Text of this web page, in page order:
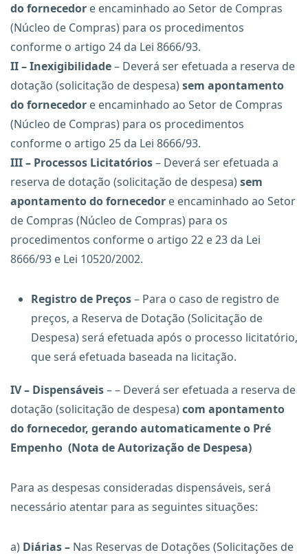
do fornecedor e encaminhado ao Setor de Compras
(Núcleo de Compras) para os procedimentos
conforme o artigo 24 da Lei 8666/93.
II – Inexigibilidade– Deverá ser efetuada a reserva de
dotação (solicitação de despesa)sem apontamento
do fornecedor e encaminhado ao Setor de Compras
(Núcleo de Compras) para os procedimentos
conforme o artigo 25 da Lei 8666/93.
III – Processos Licitatórios– Deverá ser efetuada a
reserva de dotação (solicitação de despesa)sem
apontamento do fornecedor e encaminhado ao Setor
de Compras (Núcleo de Compras) para os
procedimentos conforme o artigo 22 e 23 da Lei
8666/93 e Lei 10520/2002.
Registro de Preços– Para o caso de registro de
preços, a Reserva de Dotação (Solicitação de
Despesa) será efetuada após o processo licitatório,
que será efetuada baseada na licitação.
IV – Dispensáveis– – Deverá ser efetuada a reserva de
dotação (solicitação de despesa)com apontamento
do fornecedor, gerando automaticamente o Pré
Empenho (Nota de Autorização de Despesa)
Para as despesas consideradas dispensáveis, será
necessário atentar para as seguintes situações:
a) Diárias – Nas Reservas de Dotações (Solicitações de